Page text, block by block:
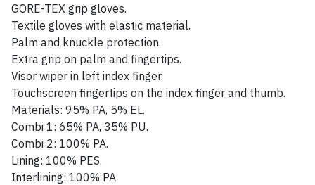
GORE-TEX grip gloves.
Textile gloves with elastic material.
Palm and knuckle protection.
Extra grip on palm and fingertips.
Visor wiper in left index finger.
Touchscreen fingertips on the index finger and thumb.
Materials: 95% PA, 5% EL.
Combi 1: 65% PA, 35% PU.
Combi 2: 100% PA.
Lining: 100% PES.
Interlining: 100% PA